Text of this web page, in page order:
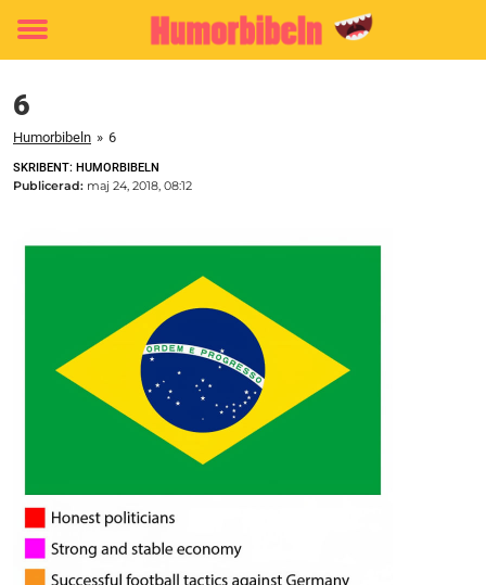
Toggle
6
Humorbibeln » 6
SKRIBENT: HUMORBIBELN
Publicerad: maj 24, 2018, 08:12